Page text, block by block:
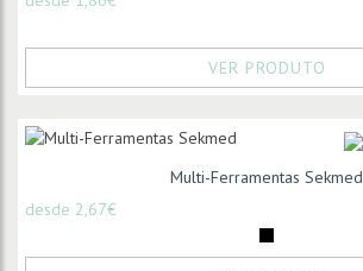
VER PRODUTO
Multi-Ferramentas Sekmed
desde 2,67€